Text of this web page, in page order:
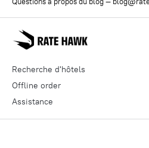
Recherche d'hôtels
Offline order
Assistance